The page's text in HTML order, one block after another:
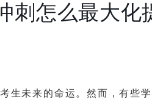
刺怎么最大化
未来的命运。然而，有些学